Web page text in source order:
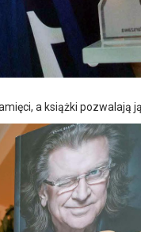
a książki pozwalają